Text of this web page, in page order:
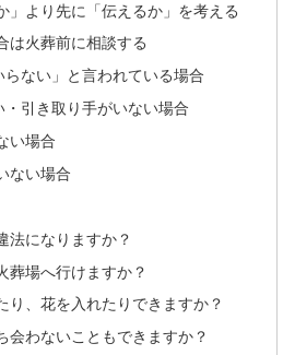
」より先に「伝えるか」を考える
は火葬前に相談する
ない」と言われている場合
引き取り手がいない場合
い場合
ない場合
法になりますか？
葬場へ行けますか？
り、花を入れたりできますか？
会わないこともできますか？